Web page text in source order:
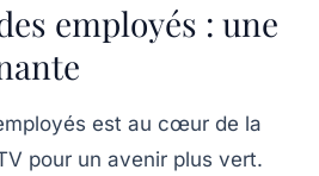
employés : une
est au cœur de la
pour un avenir plus vert.